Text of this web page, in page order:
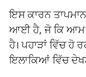
ਇਸ ਕਾਰਨ
ਆਈ ਹੈ, ਜੋ ਕਿ ਆਮ
ਹੈ। ਪਹਾੜਾਂ ਵਿੱਚ ਹੋ
ਇਲਾਕਿਆਂ ਵਿੱਚ